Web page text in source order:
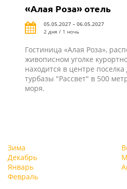
«Алая Роза» отель
05.05.2027 – 06.05.2027
2 дня / 1 ночь
Гостиница «Алая Роза»,
живописном уголке
находится в центре
турбазы "Рассвет" в 500
моря.
Зима
Декабрь
Январь
Февраль